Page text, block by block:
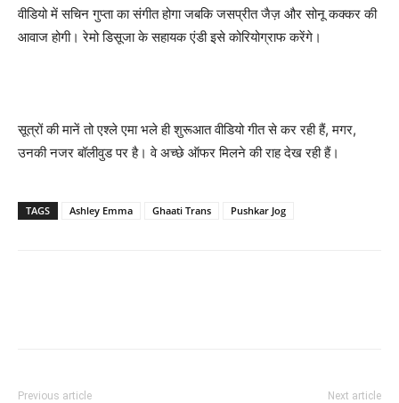
वीडियो में सचिन गुप्ता का संगीत होगा ‍जबकि जसप्रीत जैज़ और सोनू कक्कर की
आवाज होगी। रेमो डिसूजा के सहायक एंडी इसे कोरियोग्राफ करेंगे।
सूत्रों की मानें तो एश्‍ले एमा भले ही शुरूआत वीडियो गीत से कर रही हैं, मगर,
उनकी नजर बॉलीवुड पर है। वे अच्‍छे ऑफर मिलने की राह देख रही हैं।
TAGS Ashley Emma Ghaati Trans Pushkar Jog
Previous article Next article